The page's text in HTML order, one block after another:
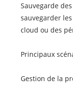
Sauvegarde
sauvegarder
cloud ou des
Principaux
Gestion de la